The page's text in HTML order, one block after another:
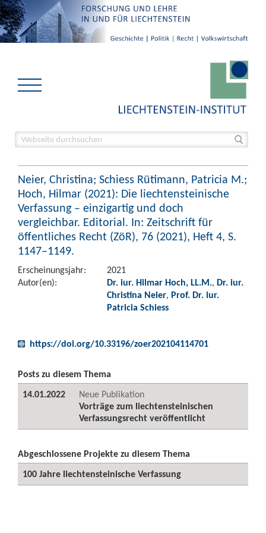
Neier, Christina; Schiess Rütimann, Patricia M.;
Hoch, Hilmar (2021): Die liechtensteinische
Verfassung – einzigartig und doch
vergleichbar. Editorial. In: Zeitschrift für
öffentliches Recht (ZöR), 76 (2021), Heft 4, S.
1147–1149.
Erscheinungsjahr:
2021
Autor(en):
Dr. iur. Hilmar Hoch, LL.M., Dr. iur.
Christina Neier, Prof. Dr. iur.
Patricia Schiess
https://doi.org/10.33196/zoer202104114701
Posts zu diesem Thema
14.01.2022
Neue Publikation
Vorträge zum liechtensteinischen
Verfassungsrecht veröffentlicht
Abgeschlossene Projekte zu diesem Thema
100 Jahre liechtensteinische Verfassung